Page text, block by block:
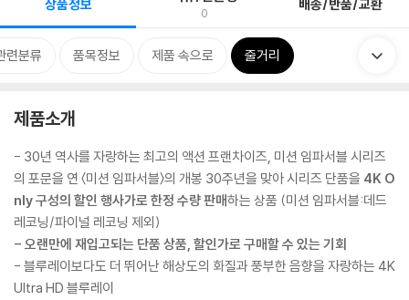
상품정보 0 배송/반품/교환
련분류 품목정보 제품 속으로 줄거리
제품소개
- 30년 역사를 자랑하는 최고의 액션 프랜차이즈, 미션 임파서블 시리즈
의 포문을 연 〈미션 임파서블〉의 개봉 30주년을 맞아 시리즈 단품을 4K O
nly 구성의 할인 행사가로 한정 수량 판매하는 상품 (미션 임파서블:데드
레코닝/파이널 레코닝 제외)
- 오랜만에 재입고되는 단품 상품, 할인가로 구매할 수 있는 기회
- 블루레이보다도 더 뛰어난 해상도의 화질과 풍부한 음향을 자랑하는 4K
Ultra HD 블루레이